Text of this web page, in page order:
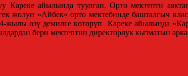
айылында туулган. Орто мектепти
жолун «Айбек» орто мектебинде башталгыч
жылы өзү демилге көтөрүп Кареке айылында
бери мектептин директорлук кызматын